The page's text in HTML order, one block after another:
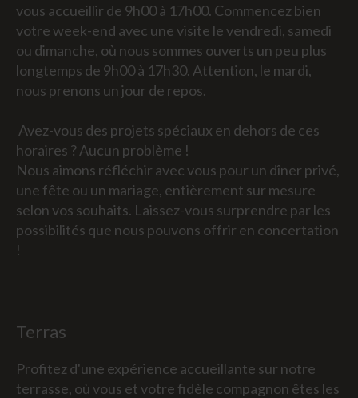
vous accueillir de 9h00 à 17h00. Commencez bien
votre week-end avec une visite le vendredi, samedi
ou dimanche, où nous sommes ouverts un peu plus
longtemps de 9h00 à 17h30. Attention, le mardi,
nous prenons un jour de repos.
Avez-vous des projets spéciaux en dehors de ces
horaires ? Aucun problème !
Nous aimons réfléchir avec vous pour un dîner privé,
une fête ou un mariage, entièrement sur mesure
selon vos souhaits. Laissez-vous surprendre par les
possibilités que nous pouvons offrir en concertation
!
Terras
Profitez d'une expérience accueillante sur notre
terrasse, où vous et votre fidèle compagnon êtes les